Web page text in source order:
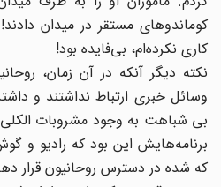
کوماندوهای مستقر در میدان
کاری نکرده‌ام، بی‌فایده بود!
نکته دیگر آنکه در آن زمان،
وسائل خبری ارتباط نداشتند و
بی شباهت به وجود مشروبات الکلی
برنامه‌هایش این بود که رادیو و
که شده در دسترس روحانیون قرار